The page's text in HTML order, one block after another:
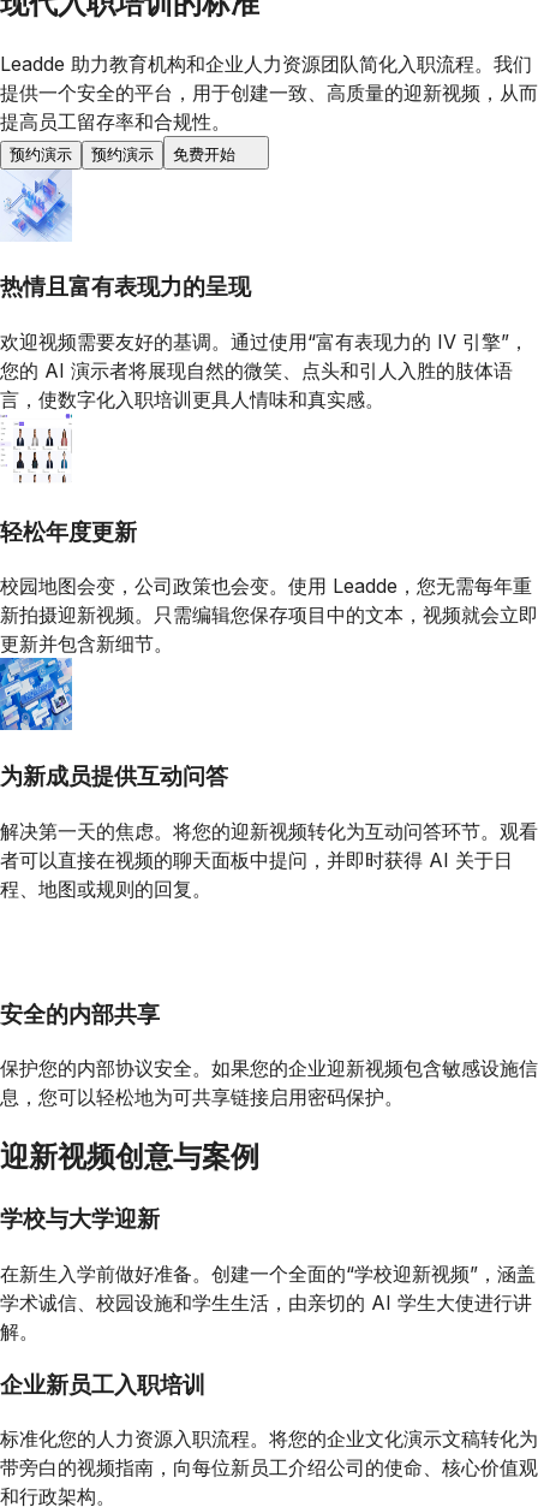
Leadde 助力教育机构和企业人力资源团队简化入职流程。我们
提供一个安全的平台，用于创建一致、高质量的迎新视频，从而
提高员工留存率和合规性。
预约演示 预约演示 免费开始
热情且富有表现力的呈现
欢迎视频需要友好的基调。通过使用“富有表现力的 IV 引擎”，
您的 AI 演示者将展现自然的微笑、点头和引人入胜的肢体语
言，使数字化入职培训更具人情味和真实感。
轻松年度更新
校园地图会变，公司政策也会变。使用 Leadde，您无需每年重
新拍摄迎新视频。只需编辑您保存项目中的文本，视频就会立即
更新并包含新细节。
为新成员提供互动问答
解决第一天的焦虑。将您的迎新视频转化为互动问答环节。观看
者可以直接在视频的聊天面板中提问，并即时获得 AI 关于日
程、地图或规则的回复。
安全的内部共享
保护您的内部协议安全。如果您的企业迎新视频包含敏感设施信
息，您可以轻松地为可共享链接启用密码保护。
迎新视频创意与案例
学校与大学迎新
在新生入学前做好准备。创建一个全面的“学校迎新视频”，涵盖
学术诚信、校园设施和学生生活，由亲切的 AI 学生大使进行讲
解。
企业新员工入职培训
标准化您的人力资源入职流程。将您的企业文化演示文稿转化为
带旁白的视频指南，向每位新员工介绍公司的使命、核心价值观
和行政架构。